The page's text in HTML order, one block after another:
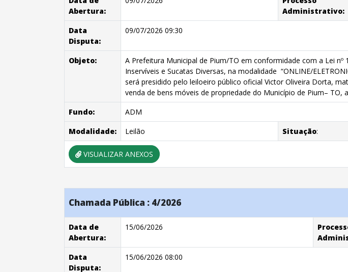
Abertura:
Administrativo:
Data
Disputa:
09/07/2026 09:30
Objeto:
A Prefeitura Municipal de Pium/TO em conformidade com a Lei
Inservíveis e Sucatas Diversas, na modalidade “ONLINE/
será presidido pelo leiloeiro público oficial Victor Oliveira Dorta,
venda de bens móveis de propriedade do Município de Pium–
Fundo:
ADM
Modalidade:
Leilão Situação:
VISUALIZAR ANEXOS
Chamada Pública : 4/2026
Data de
Abertura:
15/06/2026
Data
Disputa:
15/06/2026 08:00